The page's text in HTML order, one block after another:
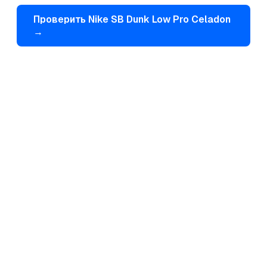
Проверить NikeSB Dunk Low Pro Celadon
→